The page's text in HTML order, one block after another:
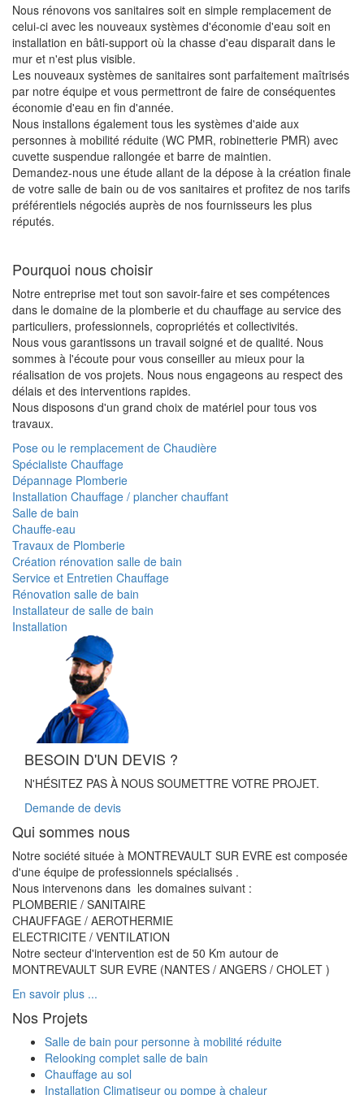
Nous rénovons vos sanitaires soit en simple remplacement de
celui-ci avec les nouveaux systèmes d'économie d'eau soit en
installation en bâti-support où la chasse d'eau disparait dans le
mur et n'est plus visible.
Les nouveaux systèmes de sanitaires sont parfaitement maîtrisés
par notre équipe et vous permettront de faire de conséquentes
économie d'eau en fin d'année.
Nous installons également tous les systèmes d'aide aux
personnes à mobilité réduite (WC PMR, robinetterie PMR) avec
cuvette suspendue rallongée et barre de maintien.
Demandez-nous une étude allant de la dépose à la création finale
de votre salle de bain ou de vos sanitaires et profitez de nos tarifs
préférentiels négociés auprès de nos fournisseurs les plus
réputés.
Pourquoi nous choisir
Notre entreprise met tout son savoir-faire et ses compétences
dans le domaine de la plomberie et du chauffage au service des
particuliers, professionnels, copropriétés et collectivités.
Nous vous garantissons un travail soigné et de qualité. Nous
sommes à l'écoute pour vous conseiller au mieux pour la
réalisation de vos projets. Nous nous engageons au respect des
délais et des interventions rapides.
Nous disposons d'un grand choix de matériel pour tous vos
travaux.
Pose ou le remplacement de Chaudière
Spécialiste Chauffage
Dépannage Plomberie
Installation Chauffage / plancher chauffant
Salle de bain
Chauffe-eau
Travaux de Plomberie
Création rénovation salle de bain
Service et Entretien Chauffage
Rénovation salle de bain
Installateur de salle de bain
Installation
BESOIN D'UN DEVIS ?
N'HÉSITEZ PAS À NOUS SOUMETTRE VOTRE PROJET.
Demande de devis
Qui sommes nous
Notre société située à MONTREVAULT SUR EVRE est composée
d'une équipe de professionnels spécialisés .
Nous intervenons dans les domaines suivant :
PLOMBERIE / SANITAIRE
CHAUFFAGE / AEROTHERMIE
ELECTRICITE / VENTILATION
Notre secteur d'intervention est de 50 Km autour de
MONTREVAULT SUR EVRE (NANTES / ANGERS / CHOLET )
En savoir plus ...
Nos Projets
Salle de bain pour personne à mobilité réduite
Relooking complet salle de bain
Chauffage au sol
Installation Climatiseur ou pompe à chaleur